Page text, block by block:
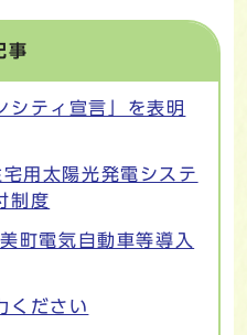
事
シティ宣言」を表明
用太陽光発電システ
制度
町電気自動車等導入
ください